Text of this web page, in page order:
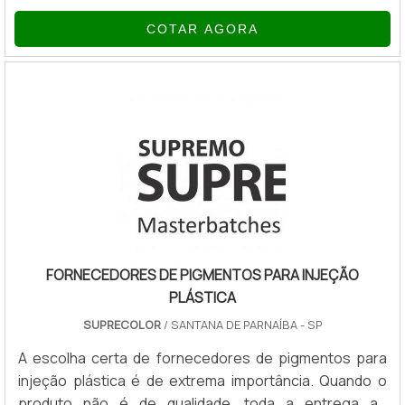
para laboratório é desaglomerador de partículas e
pigmentos ou cargas até o seu menor tamanho original,
com baixa viscosidade de operação em parceria com
COTAR AGORA
FORNECEDORES DE PIGMENTOS PARA INJEÇÃO
PLÁSTICA
SUPRECOLOR/ SANTANA DE PARNAÍBA - SP
A escolha certa de fornecedores de pigmentos para
injeção plástica é de extrema importância. Quando o